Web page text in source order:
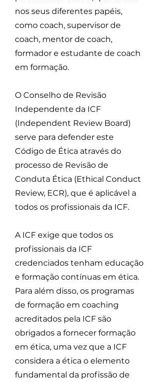
nos seus diferentes papéis,
como coach, supervisor de
coach, mentor de coach,
formador e estudante de coach
em formação.
O Conselho de Revisão
Independente da ICF
(Independent Review Board)
serve para defender este
Código de Ética através do
processo de Revisão de
Conduta Ética (Ethical Conduct
Review, ECR), que é aplicável a
todos os profissionais da ICF.
A ICF exige que todos os
profissionais da ICF
credenciados tenham educação
e formação contínuas em ética.
Para além disso, os programas
de formação em coaching
acreditados pela ICF são
obrigados a fornecer formação
em ética, uma vez que a ICF
considera a ética o elemento
fundamental da profissão de